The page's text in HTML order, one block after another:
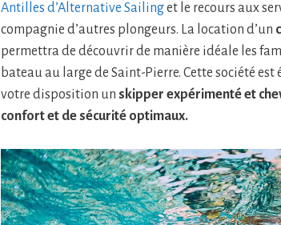
Antilles d’Alternative Sailinget le recours aux
compagnie d’autres plongeurs. La location d’un
permettra de découvrir de manière idéale les
bateau au large de Saint-Pierre. Cette société
votre disposition un skipper expérimenté et
confort et de sécurité optimaux.